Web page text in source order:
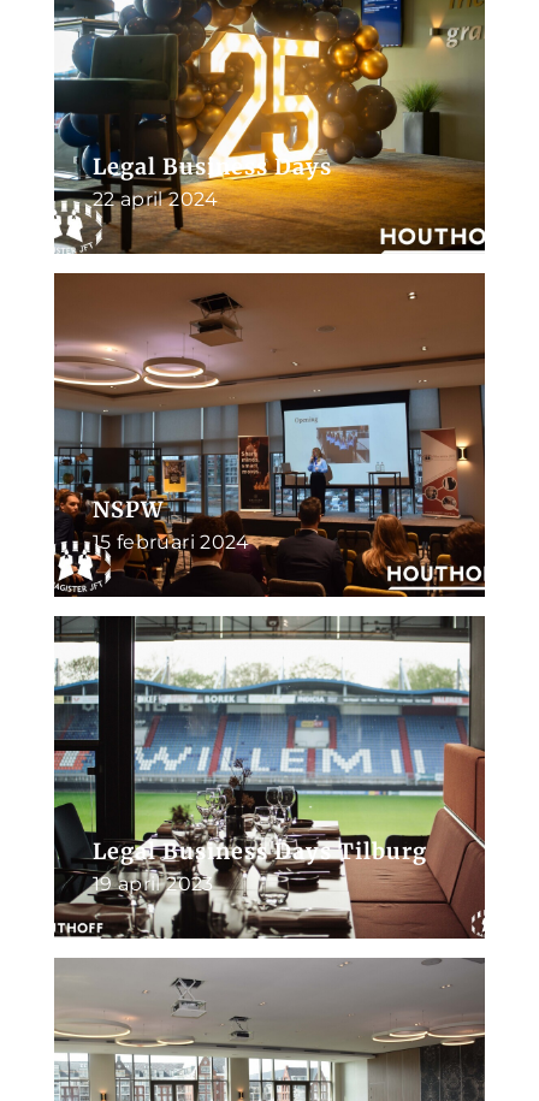
Legal Business Days
22 april 2024
NSPW
15 februari 2024
Legal Business Days Tilburg
19 april 2023